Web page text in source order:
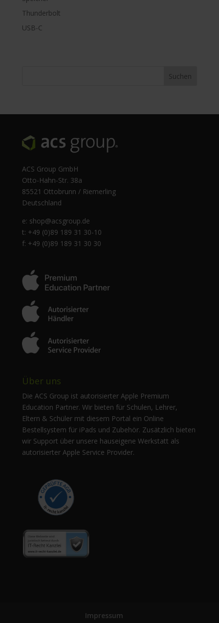
Thunderbolt
USB-C
ACS Group GmbH
Otto-Hahn-Str. 38a
85521 Ottobrunn / Riemerling
Deutschland
e: shop@acsgroup.de
t: +49 (0)89 189 31 30-10
f: +49 (0)89 189 31 30 30
Über uns
Die ACS Group ist autorisierter Apple Premium
Education Partner. Wir bieten für Schulen, Lehrer,
Eltern & Schüler mit diesem Portal ein Online
Bestellsystem für iPads und Zubehör. Zusätzlich bieten
wir Support über unsere hauseigene Werkstatt als
autorisierter Apple Service Provider.
Impressum